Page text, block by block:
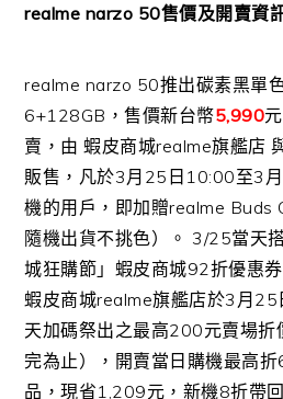
realme narzo 50售價及開賣資
realme narzo 50推出碳素黑單
6+128GB ，售價新台幣5,990
賣，由 蝦皮商城realme旗艦店
販售，凡於3 月 25 日 10:00至3 月
機的用戶，即加贈realme Buds
隨機出貨不挑色）。 3/25當天
城狂購節」蝦皮商城92折優惠券
蝦皮商城realme旗艦店於3 月25
天加碼祭出之最高200元賣場折
完為止），開賣當日購機最高折
品，現省1,209元，新機8折帶